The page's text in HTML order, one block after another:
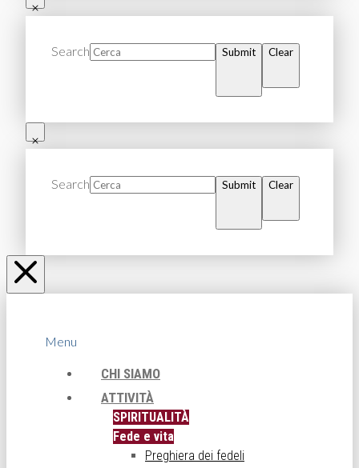
Search Submit Clear
Search Submit Clear
Menu
CHI SIAMO
ATTIVITÀ
SPIRITUALITÀ
Fede e vita
Preghiera dei fedeli